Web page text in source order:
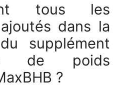
tous les
dans la
supplément
de poids
?